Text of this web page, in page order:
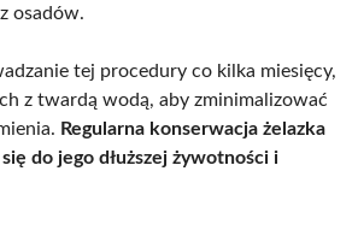
osadów.
tej procedury co kilka miesięcy,
z twardą wodą, aby zminimalizować
Regularna konserwacja żelazka
do jego dłuższej żywotności i